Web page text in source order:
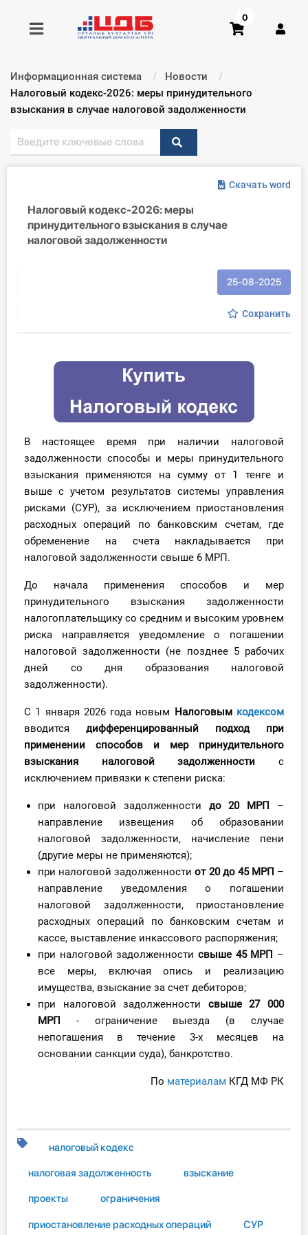
Получить консультацию
Главная ИС
Консультации
Вебинары
Справочник бухгалтера
Практика ИП
Кадры. Труд. Зарплата.
Учет по отраслям
Юридический помощник
Тарифы
Тестирование для
бухгалтера
0
Информационная система
Новости
Текущий:
Налоговый кодекс-2026: меры принудительного
взыскания в случае налоговой задолженности
Скачать word
Налоговый кодекс-2026: меры
принудительного взыскания в случае
налоговой задолженности
25-08-2025
Сохранить
В настоящее время при наличии налоговой
задолженности способы и меры принудительного
взыскания применяются на сумму от 1 тенге и
выше с учетом результатов системы управления
рисками (СУР), за исключением приостановления
расходных операций по банковским счетам, где
обременение на счета накладывается при
налоговой задолженности свыше 6 МРП.
До начала применения способов и мер
принудительного взыскания задолженности
налогоплательщику со средним и высоким уровнем
риска направляется уведомление о погашении
налоговой задолженности (не позднее 5 рабочих
дней со дня образования налоговой
задолженности).
С 1 января 2026 года новым Налоговым кодексом
вводится дифференцированный подход при
применении способов и мер принудительного
взыскания налоговой задолженности с
исключением привязки к степени риска:
при налоговой задолженности до 20 МРП –
направление извещения об образовании
налоговой задолженности, начисление пени
(другие меры не применяются);
при налоговой задолженностиот 20 до 45 МРП –
направление уведомления о погашении
налоговой задолженности, приостановление
расходных операций по банковским счетам и
кассе, выставление инкассового распоряжения;
при налоговой задолженности свыше 45 МРП –
все меры, включая опись и реализацию
имущества, взыскание за счет дебиторов;
при налоговой задолженности свыше 27 000
МРП - ограничение выезда (в случае
непогашения в течение 3-х месяцев на
основании санкции суда), банкротство.
По материалам КГД МФ РК
налоговый кодекс
налоговая задолженность взыскание
проекты ограничения
приостановление расходных операций СУР